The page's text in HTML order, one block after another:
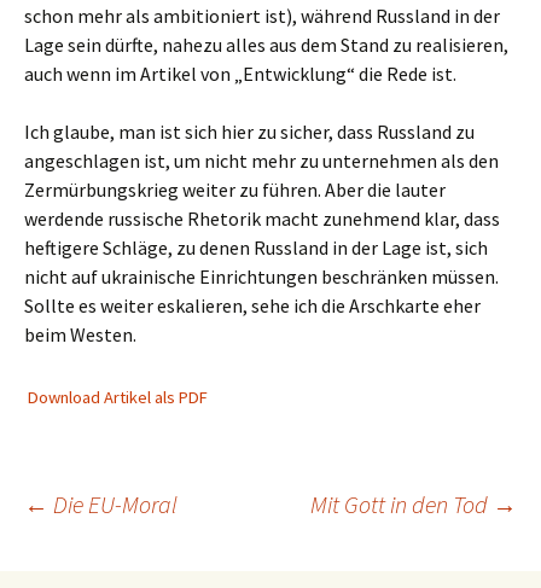
schon mehr als ambitioniert ist), während Russland in der
Lage sein dürfte, nahezu alles aus dem Stand zu realisieren,
auch wenn im Artikel von „Entwicklung“ die Rede ist.
Ich glaube, man ist sich hier zu sicher, dass Russland zu
angeschlagen ist, um nicht mehr zu unternehmen als den
Zermürbungskrieg weiter zu führen. Aber die lauter
werdende russische Rhetorik macht zunehmend klar, dass
heftigere Schläge, zu denen Russland in der Lage ist, sich
nicht auf ukrainische Einrichtungen beschränken müssen.
Sollte es weiter eskalieren, sehe ich die Arschkarte eher
beim Westen.
Download Artikel als PDF
Beitragsnavigation
← Die EU-Moral Mit Gott in den Tod →